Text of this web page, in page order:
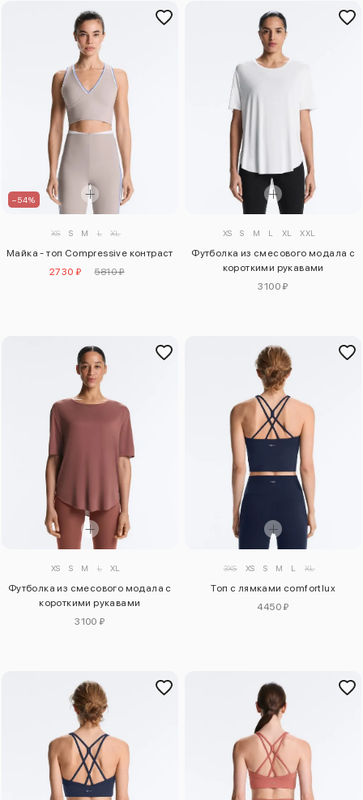
–54%
XS S M L XL
Майка - топ Compressive контраст
2730 ₽
5810 ₽
XS S M L XL XXL
Футболка из смесового модала с
короткими рукавами
3100 ₽
XS S M L XL
Футболка из смесового модала с
короткими рукавами
3100 ₽
3XS XS S M L XL
Топ с лямками comfortlux
4450 ₽